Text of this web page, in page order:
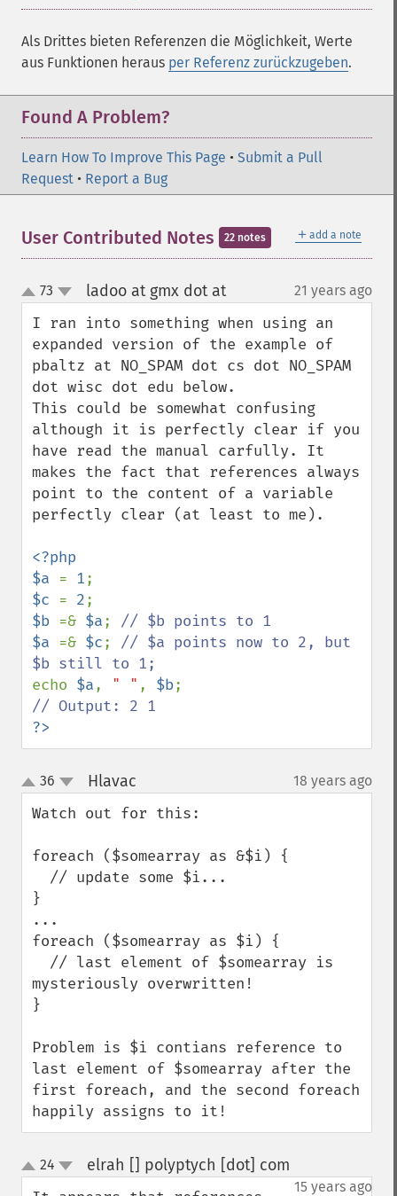
Als Drittes bieten Referenzen die Möglichkeit, Werte
aus Funktionen heraus per Referenz zurückzugeben.
Found A Problem?
Learn How To Improve This Page • Submit a Pull
Request • Report a Bug
＋ add a note
User Contributed Notes 22 notes
up
down
73 ladoo at gmx dot at¶ 21 years ago
I ran into something when using an
expanded version of the example of
pbaltz at NO_SPAM dot cs dot NO_SPAM
dot wisc dot edu below.
This could be somewhat confusing
although it is perfectly clear if you
have read the manual carfully. It
makes the fact that references always
point to the content of a variable
perfectly clear (at least to me).
<?php
$a = 1
$c = 2
$b =& $a;
$a =& $c; // $a points now to 2, but
echo $a, " " , $b
?>
up
down
36 Hlavac 18 years ago
Watch out for this:
foreach ($somearray as &$i) {
}
...
foreach ($somearray as $i) {
mysteriously overwritten!
}
Problem is $i contians reference to
last element of $somearray after the
first foreach, and the second foreach
happily assigns to it!
up
down
24 elrah [] polyptych [dot] com
15 years ago